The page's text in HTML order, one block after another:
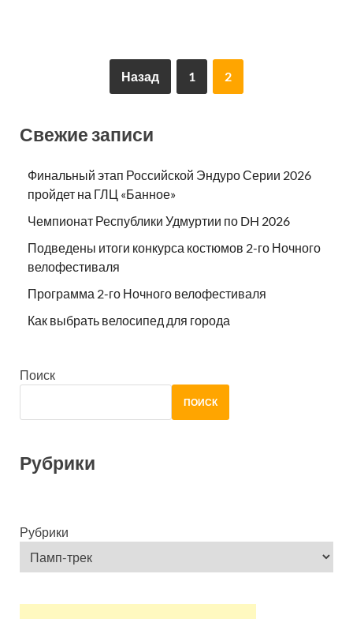
Назад 1 2
Свежие записи
Финальный этап Российской Эндуро Серии 2026
пройдет на ГЛЦ «Банное»
Чемпионат Республики Удмуртии по DH 2026
Подведены итоги конкурса костюмов 2-го Ночного
велофестиваля
Программа 2-го Ночного велофестиваля
Как выбрать велосипед для города
Поиск
ПОИСК
Рубрики
Рубрики